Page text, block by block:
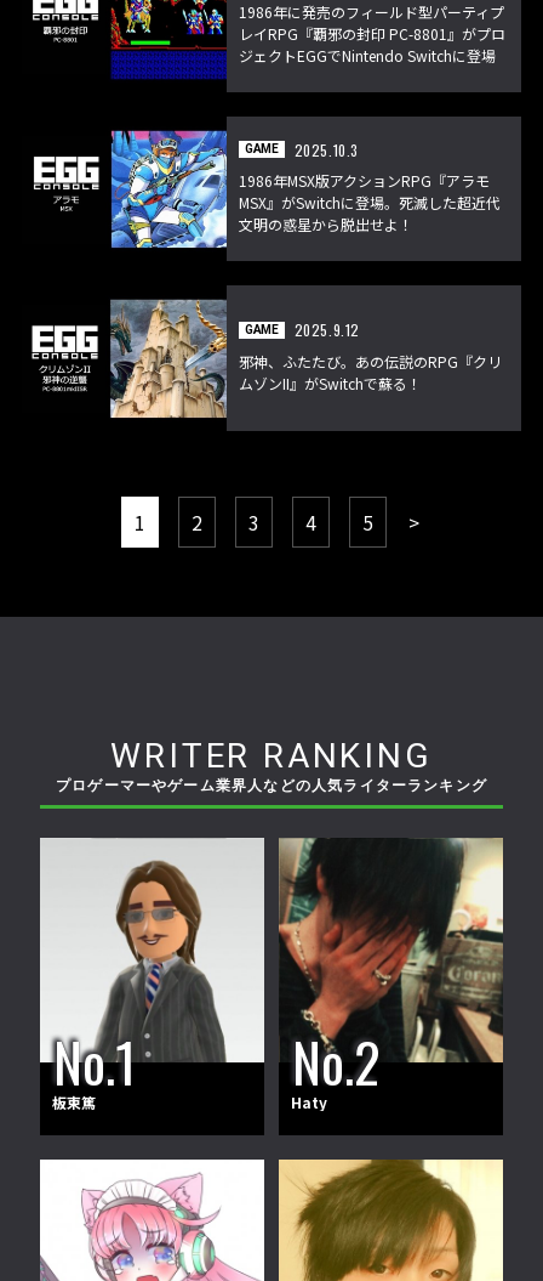
1986年に発売のフィールド型パーティプ
レイRPG『覇邪の封印 PC-8801』がプロ
ジェクトEGGでNintendo Switchに登場
GAME
2025.10.3
1986年MSX版アクションRPG『アラモ
MSX』がSwitchに登場。死滅した超近代
文明の惑星から脱出せよ！
GAME
2025.9.12
邪神、ふたたび。あの伝説のRPG『クリ
ムゾンII』がSwitchで蘇る！
1 2 3 4 5 >
WRITER RANKING
プロゲーマーやゲーム業界人などの人気ライターランキング
板東篤 Haty